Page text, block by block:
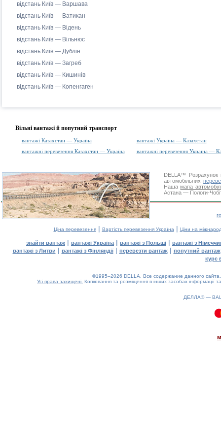
відстань Київ — Варшава
відстань Київ — Ватикан
відстань Київ — Відень
відстань Київ — Вільнюс
відстань Київ — Дублін
відстань Київ — Загреб
відстань Київ — Кишинів
відстань Київ — Копенгаген
Вільні вантажі й попутний транспорт
вантажі Казахстан — Україна
вантажі Україна — Казахстан
вантажні перевезення Казахстан — Україна
вантажні перевезення Україна —
DELLA™
Розрахунок
автомобільних
Нашамапа
Астана — Пологи-
Ціна перевезення| Вартість перевезення Україна | Ціни на
знайти вантаж | вантажі Україна | вантажі з Польщі | вантажі з
вантажі з Литви | вантажі з Фінляндії| перевезти вантаж| попутний вантаж
курс
©1995–2026 DELLA. Все содержание данного
Усі права захищені. Копіювання та розміщення в інших засобах інформації
ДЕЛЛА® —